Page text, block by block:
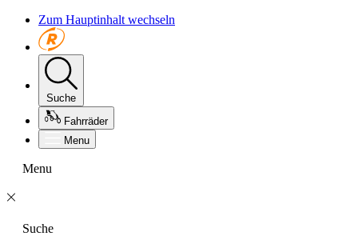
Zum Hauptinhalt wechseln
Suche
Fahrräder
Menu
Menu
Suche